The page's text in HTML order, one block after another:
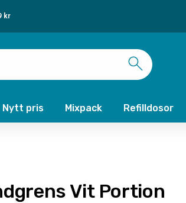
Nytt pris Mixpack Refilldosor
kr
Vit Portion